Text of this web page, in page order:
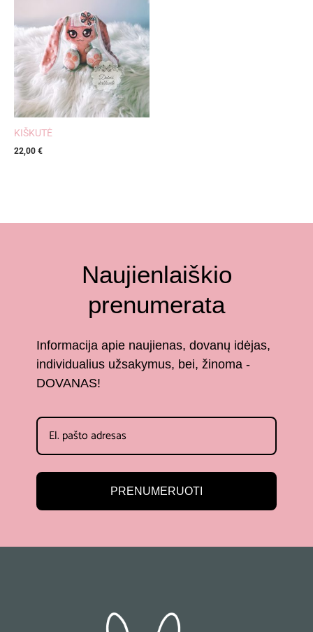
KIŠKUTĖ
22,00 €
Naujienlaiškio
prenumerata
Informacija apie naujienas, dovanų idėjas,
individualius užsakymus, bei, žinoma -
DOVANAS!
PRENUMERUOTI